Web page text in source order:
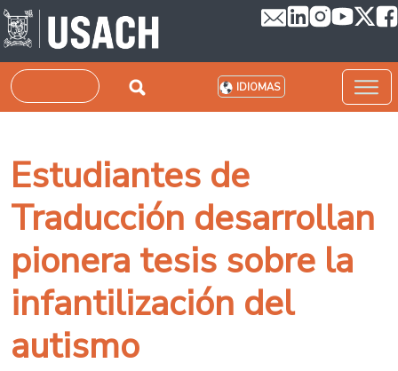
Pasar al contenido principal
Buscar IDIOMAS
Estudiantes de
Traducción desarrollan
pionera tesis sobre la
infantilización del
autismo